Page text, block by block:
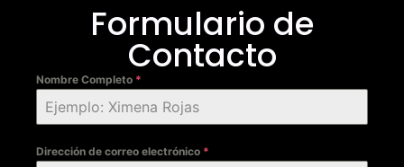
Formulario de
Contacto
Nombre Completo *
Dirección de correo electrónico *